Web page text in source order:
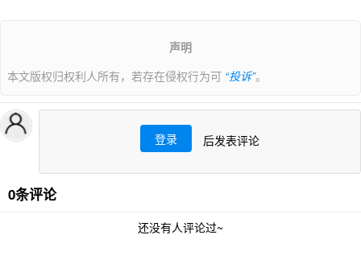
声明
本文版权归权利人所有，若存在侵权行为可 “投诉”。
登录 后发表评论
0条评论
还没有人评论过~